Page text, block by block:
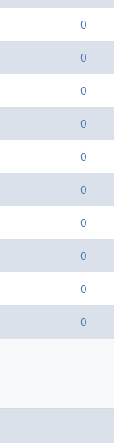
0
0
0
0
0
0
0
0
0
0